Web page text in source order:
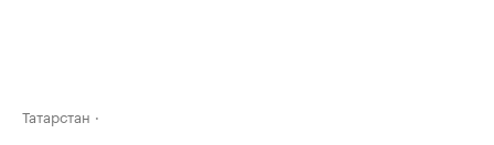
Татарстан